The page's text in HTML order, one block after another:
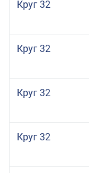
Круг 32
Круг 32
Круг 32
Круг 32